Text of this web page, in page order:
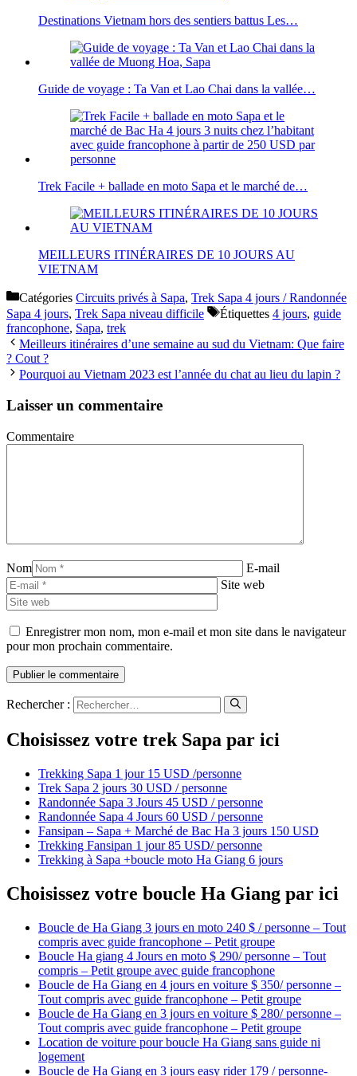
Destinations Vietnam hors des sentiers battus Les…
Guide de voyage : Ta Van et Lao Chai dans la vallée…
Trek Facile + ballade en moto Sapa et le marché de…
MEILLEURS ITINÉRAIRES DE 10 JOURS AU
VIETNAM
Catégories Circuits privés à Sapa, Trek Sapa 4 jours / Randonnée
Sapa 4 jours, Trek Sapa niveau difficile Étiquettes 4 jours, guide
francophone, Sapa, trek
Meilleurs itinéraires d’une semaine au sud du Vietnam: Que faire
? Cout ?
Pourquoi au Vietnam 2023 est l’année du chat au lieu du lapin ?
Laisser un commentaire
Commentaire
Nom
E-mail
Site web
Enregistrer mon nom, mon e-mail et mon site dans le navigateur
pour mon prochain commentaire.
Rechercher :
Choisissez votre trek Sapa par ici
Trekking Sapa 1 jour 15 USD /personne
Trek Sapa 2 jours 30 USD / personne
Randonnée Sapa 3 Jours 45 USD / personne
Randonnée Sapa 4 Jours 60 USD / personne
Fansipan – Sapa + Marché de Bac Ha 3 jours 150 USD
Trekking Fansipan 1 jour 85 USD/ personne
Trekking à Sapa +boucle moto Ha Giang 6 jours
Choisissez votre boucle Ha Giang par ici
Boucle de Ha Giang 3 jours en moto 240 $ / personne – Tout
compris avec guide francophone – Petit groupe
Boucle Ha giang 4 Jours en moto $ 290/ personne – Tout
compris – Petit groupe avec guide francophone
Boucle de Ha Giang en 4 jours en voiture $ 350/ personne –
Tout compris avec guide francophone – Petit groupe
Boucle de Ha Giang en 3 jours en voiture $ 280/ personne –
Tout compris avec guide francophone – Petit groupe
Location de voiture pour boucle Ha Giang sans guide ni
logement
Boucle de Ha Giang en 3 jours easy rider 179 / personne-